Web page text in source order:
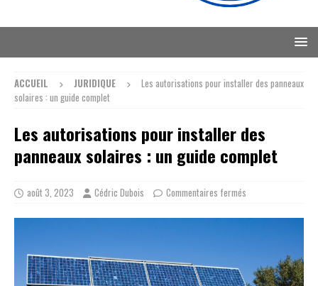
ACCUEIL JURIDIQUE
Les autorisations pour installer des panneaux
solaires : un guide complet
Les autorisations pour installer des
panneaux solaires : un guide complet
août 3, 2023 Cédric Dubois Commentaires fermés